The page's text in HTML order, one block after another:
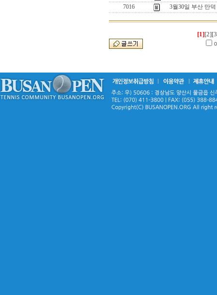
7016
3월30일 부산 만
[1][2]